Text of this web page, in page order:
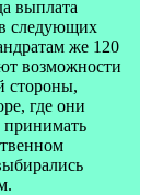
выплата
следующих
же 120
возможности
стороны,
где они
принимать